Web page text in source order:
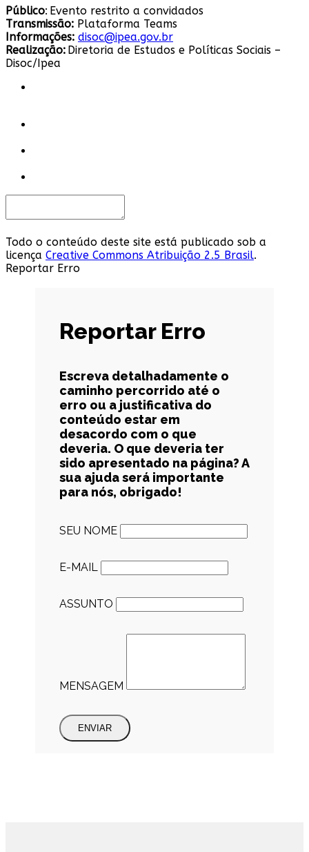
Público: Evento restrito a convidados
Transmissão: Plataforma Teams
Informações: disoc@ipea.gov.br
Realização: Diretoria de Estudos e Políticas Sociais –
Disoc/Ipea
Todo o conteúdo deste site está publicado sob a
licença Creative Commons Atribuição 2.5 Brasil.
Reportar Erro
Reportar Erro
Escreva detalhadamente o
caminho percorrido até o
erro ou a justificativa do
conteúdo estar em
desacordo com o que
deveria. O que deveria ter
sido apresentado na página? A
sua ajuda será importante
para nós, obrigado!
SEU NOME
E-MAIL
ASSUNTO
MENSAGEM
ENVIAR